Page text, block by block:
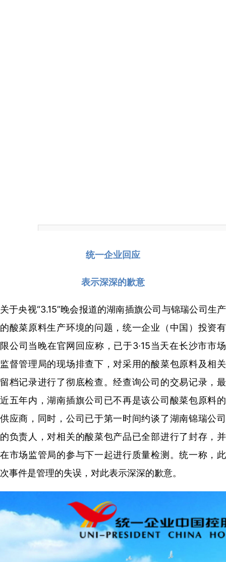
统一企业回应
表示深深的歉意
关于央视“3.15”晚会报道的湖南插旗公司与锦瑞公司生产
的酸菜原料生产环境的问题，统一企业（中国）投资有
限公司当晚在官网回应称，已于3·15当天在长沙市市场
监督管理局的现场排查下，对采用的酸菜包原料及相关
留档记录进行了彻底检查。经查询公司的交易记录，最
近五年内，湖南插旗公司已不再是该公司酸菜包原料的
供应商，同时，公司已于第一时间约谈了湖南锦瑞公司
的负责人，对相关的酸菜包产品已全部进行了封存，并
在市场监管局的参与下一起进行质量检测。统一称，此
次事件是管理的失误，对此表示深深的歉意。